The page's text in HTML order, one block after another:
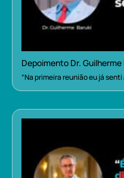
Depoimento Dr.
“Na primeira reunião eu já